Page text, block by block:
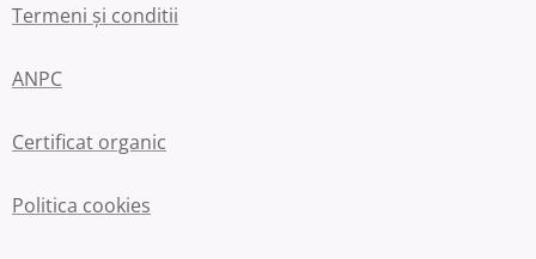
Termeni și conditii
ANPC
Certificat organic
Politica cookies